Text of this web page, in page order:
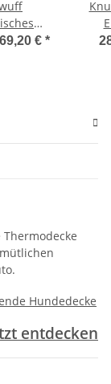
€ *
entdecken